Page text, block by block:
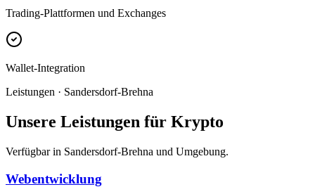
Trading-Plattformen und Exchanges
Wallet-Integration
Leistungen · Sandersdorf-Brehna
Unsere Leistungen für Krypto
Verfügbar in Sandersdorf-Brehna und Umgebung.
Webentwicklung